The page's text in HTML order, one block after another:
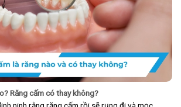
Răng cấm có thay không?
ninh rằng răng cấm rồi sẽ rụng đi và mọc…